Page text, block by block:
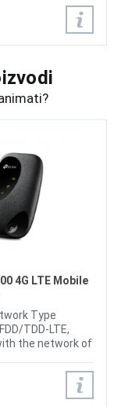
4G LTE Mobile
Type
TDD-LTE,
the network of
150Mbps, UL:
Antenna, LED
status, Internet